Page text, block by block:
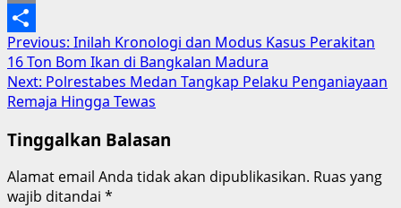
Email
Share
Post
navigation
Previous: Inilah Kronologi dan Modus Kasus Perakitan
16 Ton Bom Ikan di Bangkalan Madura
Next: Polrestabes Medan Tangkap Pelaku Penganiayaan
Remaja Hingga Tewas
Tinggalkan Balasan
Alamat email Anda tidak akan dipublikasikan. Ruas yang
wajib ditandai *